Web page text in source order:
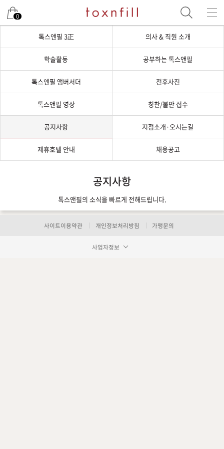
0
톡스앤필 3正 의사 & 직원 소개
학술활동 공부하는 톡스앤필
톡스앤필 앰버서더 전후사진
톡스앤필 영상 칭찬/불만 접수
공지사항 지점소개·오시는길
제휴호텔 안내 채용공고
공지사항
톡스앤필의 소식을 빠르게 전해드립니다.
사이트이용약관 개인정보처리방침 가맹문의
사업자정보